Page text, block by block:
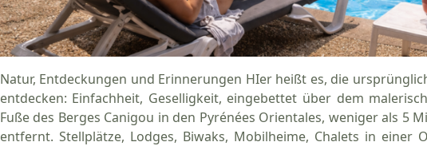
Natur, Entdeckungen und Erinnerungen HIer heißt es, die
entdecken: Einfachheit, Geselligkeit, eingebettet über dem
Fuße des Berges Canigou in den Pyrénées Orientales, weniger als 5
entfernt. Stellplätze, Lodges, Biwaks, Mobilheime, Chalets in einer